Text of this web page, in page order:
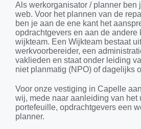
Als werkorganisator / planner ben
web. Voor het plannen van de
ben je aan de ene kant het
opdrachtgevers en aan de andere
wijkteam. Een Wijkteam bestaat
werkvoorbereider, een
vaklieden en staat onder leiding
niet planmatig (NPO) of dagelijks
Voor onze vestiging in Capelle
wij, mede naar aanleiding van het
portefeuille, opdrachtgevers een
planner.